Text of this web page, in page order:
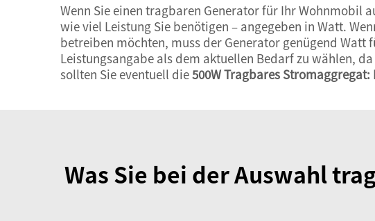
Wenn Sie einen tragbaren Generator für Ihr Wohnmobil
wie viel Leistung Sie benötigen – angegeben in Watt.
betreiben möchten, muss der Generator genügend
Leistungsangabe als dem aktuellen Bedarf zu wählen,
sollten Sie eventuell die500W Tragbares
Was Sie bei der Auswahl